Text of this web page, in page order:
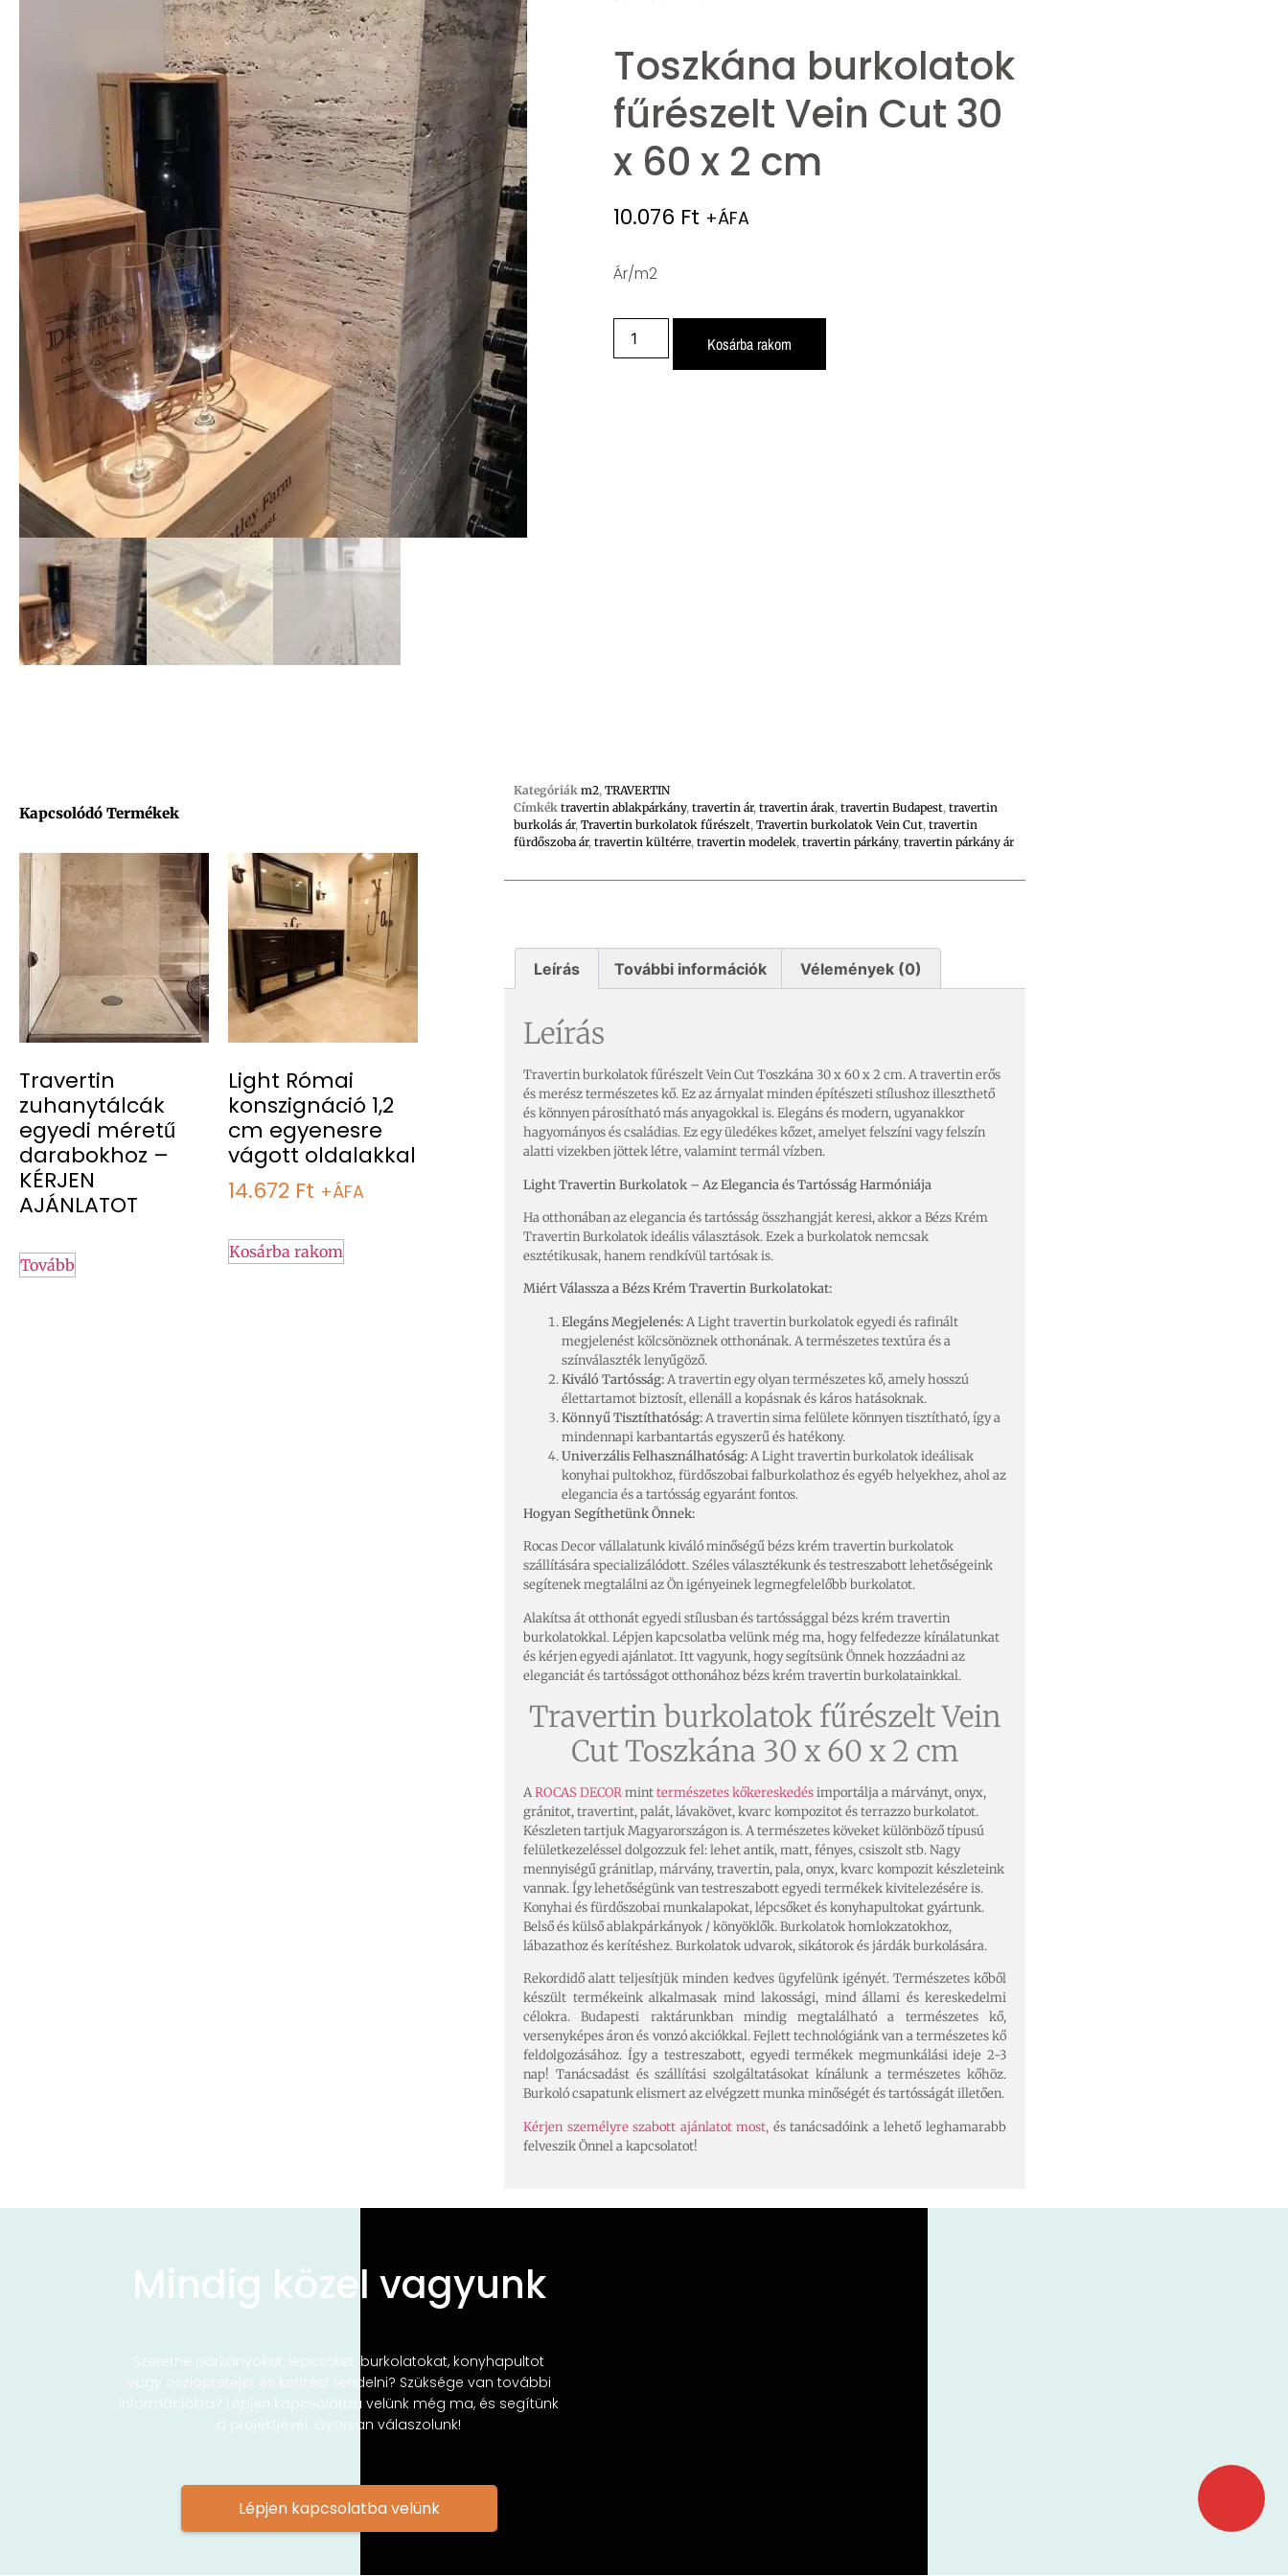
Toszkána burkolatok
fűrészelt Vein Cut 30
x 60 x 2 cm
10.076 Ft +ÁFA
Ár/m2
Kosárba rakom
Kapcsolódó Termékek
Travertin
zuhanytálcák
egyedi méretű
darabokhoz –
KÉRJEN
AJÁNLATOT
Tovább
Light Római
konszignáció 1,2
cm egyenesre
vágott oldalakkal
14.672 Ft +ÁFA
Kosárba rakom
Kategóriák m2, TRAVERTIN
Címkék travertin ablakpárkány, travertin ár, travertin árak, travertin Budapest, travertin
burkolás ár, Travertin burkolatok fűrészelt, Travertin burkolatok Vein Cut, travertin
fürdőszoba ár, travertin kültérre, travertin modelek, travertin párkány, travertin párkány ár
Leírás További információk Vélemények (0)
Leírás
Travertin burkolatok fűrészelt Vein Cut Toszkána 30 x 60 x 2 cm. A travertin erős
és merész természetes kő. Ez az árnyalat minden építészeti stílushoz illeszthető
és könnyen párosítható más anyagokkal is. Elegáns és modern, ugyanakkor
hagyományos és családias. Ez egy üledékes kőzet, amelyet felszíni vagy felszín
alatti vizekben jöttek létre, valamint termál vízben.
Light Travertin Burkolatok – Az Elegancia és Tartósság Harmóniája
Ha otthonában az elegancia és tartósság összhangját keresi, akkor a Bézs Krém
Travertin Burkolatok ideális választások. Ezek a burkolatok nemcsak
esztétikusak, hanem rendkívül tartósak is.
Miért Válassza a Bézs Krém Travertin Burkolatokat:
Elegáns Megjelenés:A Light travertin burkolatok egyedi és rafinált
megjelenést kölcsönöznek otthonának. A természetes textúra és a
színválaszték lenyűgöző.
Kiváló Tartósság:A travertin egy olyan természetes kő, amely hosszú
élettartamot biztosít, ellenáll a kopásnak és káros hatásoknak.
Könnyű Tisztíthatóság:A travertin sima felülete könnyen tisztítható, így a
mindennapi karbantartás egyszerű és hatékony.
Univerzális Felhasználhatóság:A Light travertin burkolatok ideálisak
konyhai pultokhoz, fürdőszobai falburkolathoz és egyéb helyekhez, ahol az
elegancia és a tartósság egyaránt fontos.
Hogyan Segíthetünk Önnek:
Rocas Decor vállalatunk kiváló minőségű bézs krém travertin burkolatok
szállítására specializálódott. Széles választékunk és testreszabott lehetőségeink
segítenek megtalálni az Ön igényeinek legmegfelelőbb burkolatot.
Alakítsa át otthonát egyedi stílusban és tartóssággal bézs krém travertin
burkolatokkal. Lépjen kapcsolatba velünk még ma, hogy felfedezze kínálatunkat
és kérjen egyedi ajánlatot. Itt vagyunk, hogy segítsünk Önnek hozzáadni az
eleganciát és tartósságot otthonához bézs krém travertin burkolatainkkal.
Travertin burkolatok fűrészelt Vein
Cut Toszkána 30 x 60 x 2 cm
AROCAS DECORminttermészetes kőkereskedésimportálja a márványt, onyx,
gránitot, travertint, palát, lávakövet, kvarc kompozitot és terrazzo burkolatot.
Készleten tartjuk Magyarországon is. A természetes köveket különböző típusú
felületkezeléssel dolgozzuk fel: lehet antik, matt, fényes, csiszolt stb. Nagy
mennyiségű gránitlap, márvány, travertin, pala, onyx, kvarc kompozit készleteink
vannak. Így lehetőségünk van testreszabott egyedi termékek kivitelezésére is.
Konyhai és fürdőszobai munkalapokat, lépcsőket és konyhapultokat gyártunk.
Belső és külső ablakpárkányok / könyöklők. Burkolatok homlokzatokhoz,
lábazathoz és kerítéshez. Burkolatok udvarok, sikátorok és járdák burkolására.
Rekordidő alatt teljesítjük minden kedves ügyfelünk igényét. Természetes kőből
készült termékeink alkalmasak mind lakossági, mind állami és kereskedelmi
célokra. Budapesti raktárunkban mindig megtalálható a természetes kő,
versenyképes áron és vonzó akciókkal. Fejlett technológiánk van a természetes kő
feldolgozásához. Így a testreszabott, egyedi termékek megmunkálási ideje 2-3
nap! Tanácsadást és szállítási szolgáltatásokat kínálunk a természetes kőhöz.
Burkoló csapatunk elismert az elvégzett munka minőségét és tartósságát illetően.
Kérjen személyre szabott ajánlatot most, és tanácsadóink a lehető leghamarabb
felveszik Önnel a kapcsolatot!
Mindig közel vagyunk
Szeretne párkányokat, lépcsőket, burkolatokat, konyhapultot
vagy oszloptetejét és kerítést rendelni? Szüksége van további
információkra? Lépjen kapcsolatba velünk még ma, és segítünk
a projektjével. Gyorsan válaszolunk!
Lépjen kapcsolatba velünk